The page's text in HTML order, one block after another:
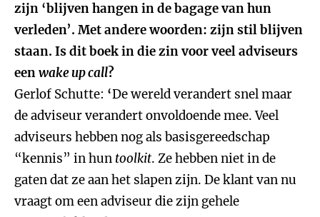
zijn ‘blijven hangen in de bagage van hun
verleden’. Met andere woorden: zijn stil blijven
staan. Is dit boek in die zin voor veel adviseurs
eenwake up call?
Gerlof Schutte: ‘De wereldverandert snel maar
de adviseur verandert onvoldoende mee. Veel
adviseurs hebben nog als basisgereedschap
“kennis” in hun toolkit. Ze hebben niet in de
gaten dat ze aan het slapen zijn. De klant van nu
vraagt om een adviseur die zijn gehele